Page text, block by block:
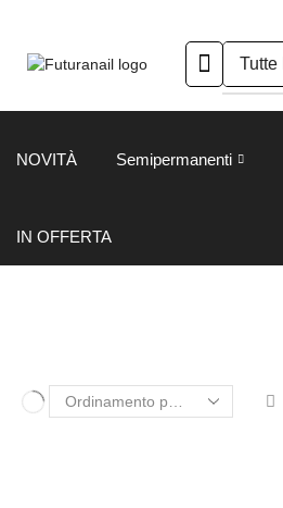
NOVITÀ Semipermanenti
IN OFFERTA